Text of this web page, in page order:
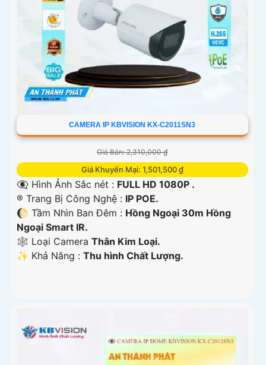
CAMERA IP KBVISION KX-C2011SN3
Giá Bán: 2,310,000 ₫
Giá Khuyến Mại: 1,501,500 ₫
👁️‍🗨 Hình Ảnh Sắc nét : FULL HD 1080P .
®️ Trang Bị Công Nghệ : IP POE.
🌔 Tầm Nhìn Ban Đêm : Hồng Ngoại 30m Hồng
Ngoại Smart IR.
🕸️ Loại Camera Thân Kim Loại.
️✨ Khả Năng : Thu hình Chất Lượng.